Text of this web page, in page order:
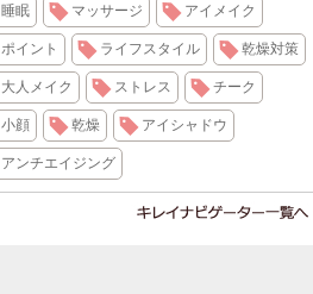
睡眠 マッサージ アイメイク
ポイント ライフスタイル 乾燥対策
大人メイク ストレス チーク
小顔 乾燥 アイシャドウ
アンチエイジング